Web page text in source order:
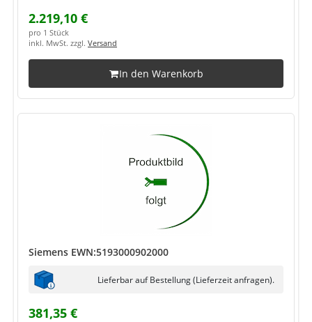
2.219,10 €
pro 1 Stück
inkl. MwSt. zzgl. Versand
In den Warenkorb
Siemens EWN:5193000902000
Lieferbar auf Bestellung (Lieferzeit anfragen).
381,35 €